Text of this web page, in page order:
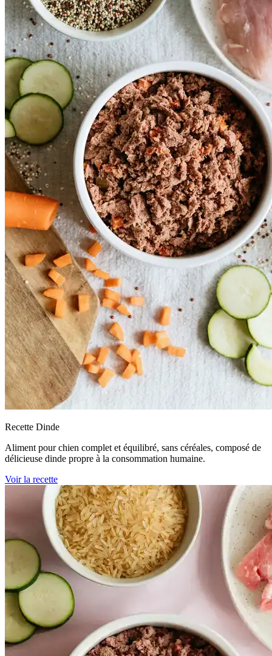
Recette Dinde
Aliment pour chien complet et équilibré, sans céréales, composé de
délicieuse dinde propre à la consommation humaine.
Voir la recette